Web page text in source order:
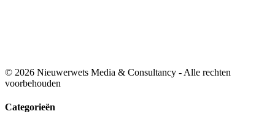
© 2026 Nieuwerwets Media & Consultancy - Alle rechten
voorbehouden
Categorieën